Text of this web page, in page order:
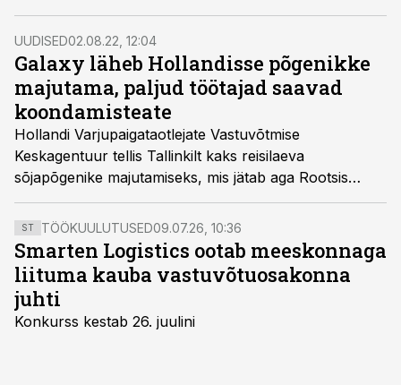
majutusteenuse pakkumiseks ÜRO kliimakonverentsil
COP26. Laev pööras viimasel minutil vööri Šotimaa
poole ning Tallinkile jäid vaid loetud päevad
meeskonna komplekteerimiseks ja ettevalmistuseks.
UUDISED02.08.22, 12:04
Galaxy läheb Hollandisse põgenikke
majutama, paljud töötajad saavad
koondamisteate
Hollandi Varjupaigataotlejate Vastuvõtmise
Keskagentuur tellis Tallinkilt kaks reisilaeva
sõjapõgenike majutamiseks, mis jätab aga Rootsis
teenistuseta enam kui veerandtuhat Galaxy
teenindavat töötajat.
ST TÖÖKUULUTUSED09.07.26, 10:36
Smarten Logistics ootab meeskonnaga
liituma kauba vastuvõtuosakonna
juhti
Konkurss kestab 26. juulini